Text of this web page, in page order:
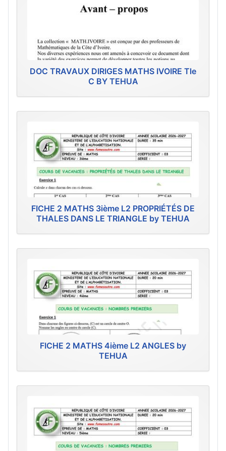
DOC TRAVAUX DIRIGES MATHS IVOIRE Tle
C BY TEHUA
FICHE 2 MATHS 3ième L2 PROPRIÉTÉS DE
THALES DANS LE TRIANGLE by TEHUA
FICHE 2 MATHS 4ième L2 ANGLES by
TEHUA